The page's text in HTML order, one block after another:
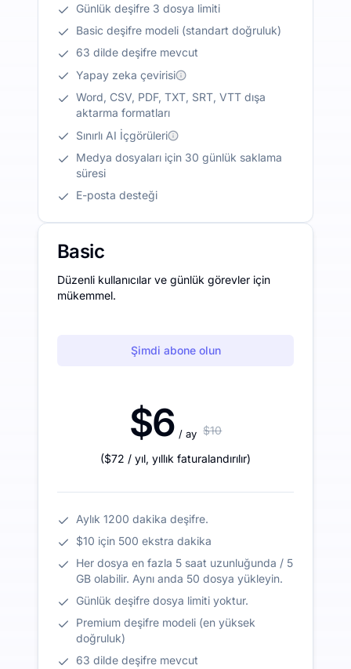
Günlük deşifre 3 dosya limiti
Basic deşifre modeli (standart doğruluk)
63 dilde deşifre mevcut
Yapay zeka çevirisi
Word, CSV, PDF, TXT, SRT, VTT dışa
aktarma formatları
Sınırlı AI İçgörüleri
Medya dosyaları için 30 günlük saklama
süresi
E-posta desteği
Basic
Düzenli kullanıcılar ve günlük görevler için
mükemmel.
Şimdi abone olun
$6 / ay $10
($72 / yıl, yıllık faturalandırılır)
Aylık 1200 dakika deşifre.
$10 için 500 ekstra dakika
Her dosya en fazla 5 saat uzunluğunda / 5
GB olabilir. Aynı anda 50 dosya yükleyin.
Günlük deşifre dosya limiti yoktur.
Premium deşifre modeli (en yüksek
doğruluk)
63 dilde deşifre mevcut